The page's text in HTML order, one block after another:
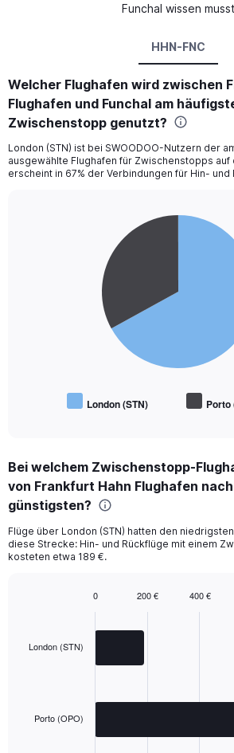
Funchal wissen musst
HHN-FNC
Welcher Flughafen wird zwischen
Flughafen und Funchal am
Zwischenstopp genutzt?
London (STN) ist bei SWOODOO-Nutzern der
ausgewählte Flughafen für Zwischenstopps
erscheint in 67% der Verbindungen für Hin- und
London (STN) Porto
Bei welchem Zwischenstopp-
von Frankfurt Hahn Flughafen
günstigsten?
Flüge über London (STN) hatten den
diese Strecke: Hin- und Rückflüge mit einem
kosteten etwa 189 €.
has
London (STN)
Porto (OPO)
0 200 € 400 €